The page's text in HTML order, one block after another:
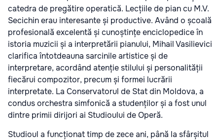
catedra de pregătire operatică. Lecțiile de pian cu M.V.
Secichin erau interesante și productive. Având o școală
profesională excelentă și cunoștințe enciclopedice în
istoria muzicii și a interpretării pianului, Mihail Vasilievici
clarifica întotdeauna sarcinile artistice și de
interpretare, acordând atenție stilului și personalității
fiecărui compozitor, precum și formei lucrării
interpretate. La Conservatorul de Stat din Moldova, a
condus orchestra simfonică a studenților și a fost unul
dintre primii dirijori ai Studioului de Operă.
Studioul a funcționat timp de zece ani, până la sfârșitul